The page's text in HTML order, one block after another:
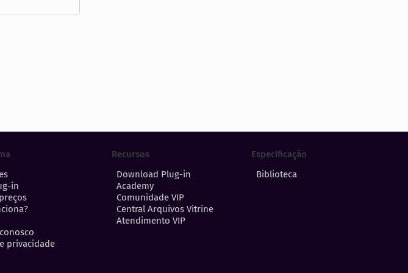
in
privacidade
Recursos
Download Plug-in
Academy
Comunidade VIP
Central Arquivos Vitrine
Atendimento VIP
Especificação
Biblioteca